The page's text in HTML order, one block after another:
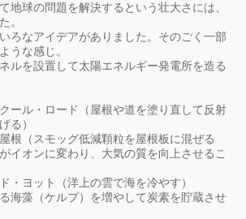
球の問題を解決するという壮大さには、
。
ろなアイデアがありました。そのごく一部
うな感じ。
ルを設置して太陽エネルギー発電所を造る
ール・ロード（屋根や道を塗り直して反射
る）
根（スモッグ低減顆粒を屋根板に混ぜる
イオンに変わり、大気の質を向上させるこ
・ヨット（洋上の雲で海を冷やす）
海藻（ケルプ）を増やして炭素を貯蔵させ